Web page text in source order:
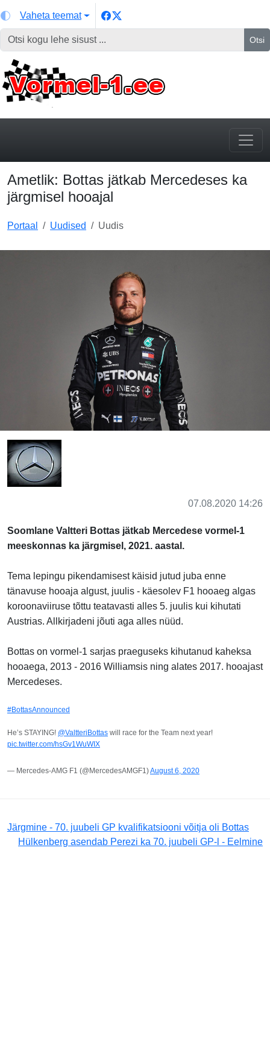
Vaheta teemat
Otsi
Ametlik: Bottas jätkab Mercedeses ka
järgmisel hooajal
Portaal Uudised Uudis
07.08.2020 14:26
Soomlane Valtteri Bottas jätkab Mercedese vormel-1
meeskonnas ka järgmisel, 2021. aastal.
Tema lepingu pikendamisest käisid jutud juba enne
tänavuse hooaja algust, juulis - käesolev F1 hooaeg algas
koroonaviiruse tõttu teatavasti alles 5. juulis kui kihutati
Austrias. Allkirjadeni jõuti aga alles nüüd.
Bottas on vormel-1 sarjas praeguseks kihutanud kaheksa
hooaega, 2013 - 2016 Williamsis ning alates 2017. hooajast
Mercedeses.
#BottasAnnounced
He’s STAYING! @ValtteriBottas will race for the Team next year!
pic.twitter.com/hsGv1WuWIX
— Mercedes-AMG F1 (@MercedesAMGF1)August 6, 2020
Järgmine - 70. juubeli GP kvalifikatsiooni võitja oli Bottas
Hülkenberg asendab Perezi ka 70. juubeli GP-l - Eelmine